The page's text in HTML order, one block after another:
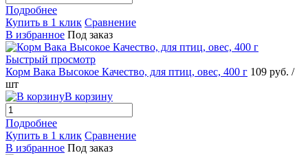
Подробнее
Купить в 1 клик Сравнение
В избранное Под заказ
Быстрый просмотр
Корм Вака Высокое Качество, для птиц, овес, 400 г 109 руб. /
шт
В корзину
Подробнее
Купить в 1 клик Сравнение
В избранное Под заказ